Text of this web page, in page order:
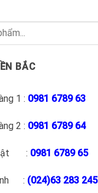
BẮC
1 : 0981 6789 63
2 : 0981 6789 64
: 0981 6789 65
: (024)63 283 245